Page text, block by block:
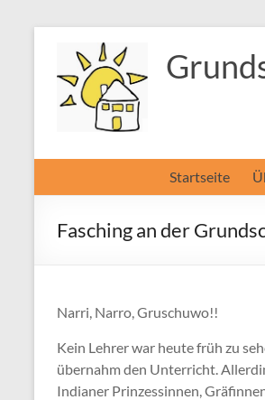
springen
Startseite
Fasching an der
Narri, Narro, Gruschuwo!!
Kein Lehrer war heute früh zu
übernahm den Unterricht.
Indianer Prinzessinnen,